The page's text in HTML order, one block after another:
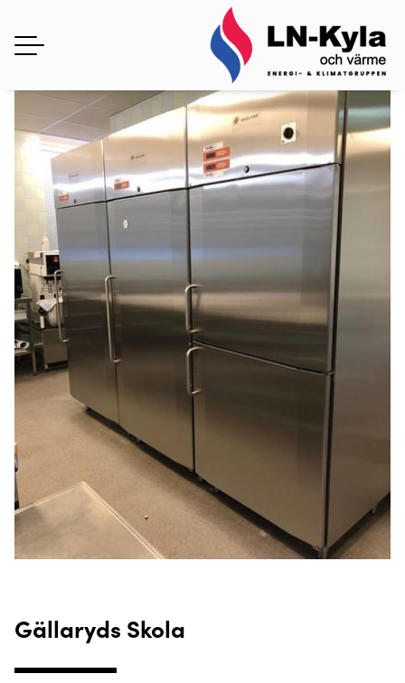
Gällaryds Skola